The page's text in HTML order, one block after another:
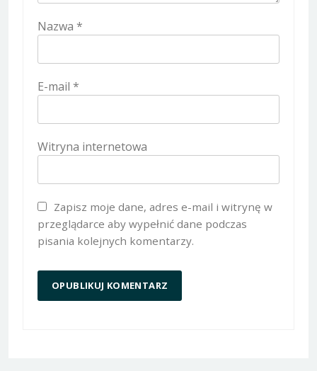
Nazwa *
E-mail *
Witryna internetowa
Zapisz moje dane, adres e-mail i witrynę w
przeglądarce aby wypełnić dane podczas
pisania kolejnych komentarzy.